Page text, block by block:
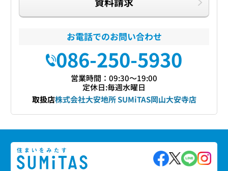
お電話でのお問い合わせ
086-250-5930
営業時間：09:30〜19:00
定休日:毎週水曜日
取扱店株式会社大安地所 SUMiTAS岡山大安寺店